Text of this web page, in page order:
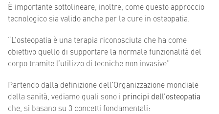
È importante sottolineare, inoltre, come questo approccio
tecnologico sia valido anche per le cure in osteopatia.
“L’osteopatia è una terapia riconosciuta che ha come
obiettivo quello di supportare la normale funzionalità del
corpo tramite l’utilizzo di tecniche non invasive”
Partendo dalla definizione dell’Organizzazione mondiale
della sanità, vediamo quali sono i principi dell’osteopatia
che, si basano su 3 concetti fondamentali: